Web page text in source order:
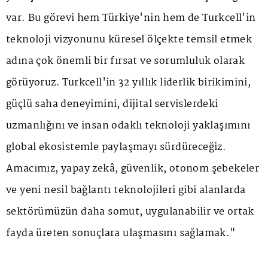
var. Bu görevi hem Türkiye'nin hem de Turkcell'in
teknoloji vizyonunu küresel ölçekte temsil etmek
adına çok önemli bir fırsat ve sorumluluk olarak
görüyoruz. Turkcell'in 32 yıllık liderlik birikimini,
güçlü saha deneyimini, dijital servislerdeki
uzmanlığını ve insan odaklı teknoloji yaklaşımını
global ekosistemle paylaşmayı sürdüreceğiz.
Amacımız, yapay zekâ, güvenlik, otonom şebekeler
ve yeni nesil bağlantı teknolojileri gibi alanlarda
sektörümüzün daha somut, uygulanabilir ve ortak
fayda üreten sonuçlara ulaşmasını sağlamak."